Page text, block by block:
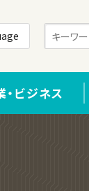
・ビジネス